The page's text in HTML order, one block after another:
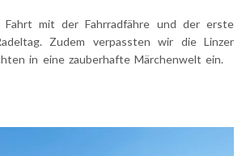
Fahrt mit der Fahrradfähre und der erste
Zudem verpassten wir die Linzer
in eine zauberhafte Märchenwelt ein.